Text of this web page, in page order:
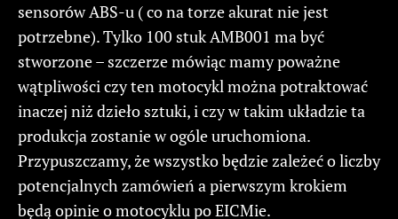
sensorów ABS-u ( co na torze akurat nie jest
potrzebne). Tylko 100 stuk AMB001 ma być
stworzone – szczerze mówiąc mamy poważne
wątpliwości czy ten motocykl można potraktować
inaczej niż dzieło sztuki, i czy w takim układzie ta
produkcja zostanie w ogóle uruchomiona.
Przypuszczamy, że wszystko będzie zależeć o liczby
potencjalnych zamówień a pierwszym krokiem
będą opinie o motocyklu po EICMie.